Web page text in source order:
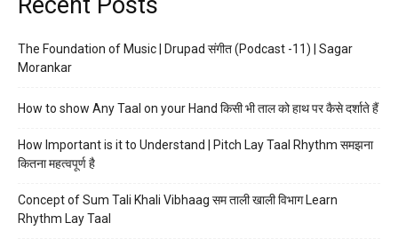
The Foundation of Music | Drupad संगीत (Podcast -11) | Sagar
Morankar
How to show Any Taal on your Hand किसी भी ताल को हाथ पर कैसे दर्शाते हैं
How Important is it to Understand | Pitch Lay Taal Rhythm समझना
कितना महत्वपूर्ण है
Concept of Sum Tali Khali Vibhaag सम ताली खाली विभाग Learn
Rhythm Lay Taal